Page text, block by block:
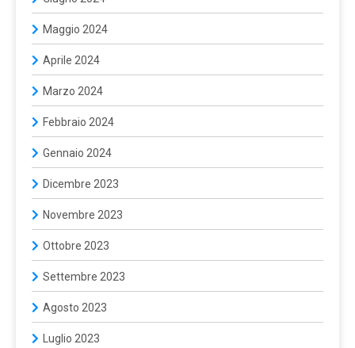
Maggio 2024
Aprile 2024
Marzo 2024
Febbraio 2024
Gennaio 2024
Dicembre 2023
Novembre 2023
Ottobre 2023
Settembre 2023
Agosto 2023
Luglio 2023